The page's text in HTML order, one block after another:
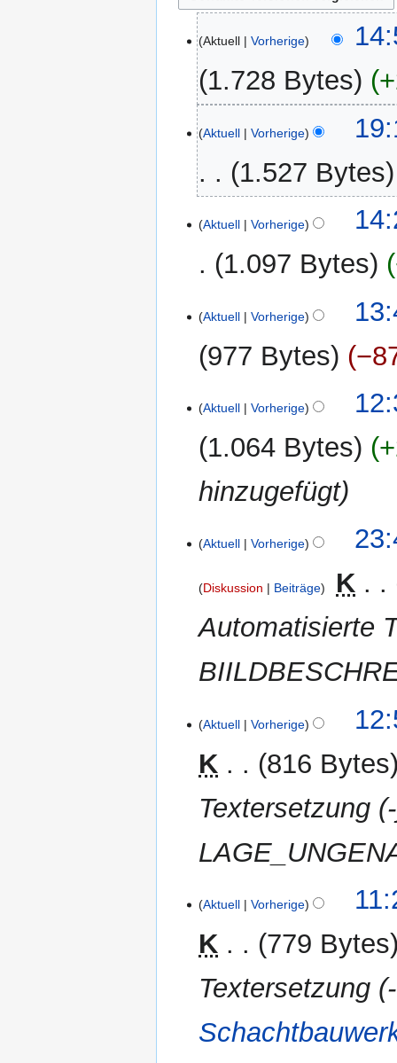
Februar
2026
Aktuell Vorherige
1.728 Bytes
November
2018
Aktuell Vorherige
1.527 Bytes
Juli Aktuell Vorherige
1.097 Bytes
AprilAktuell Vorherige
977 Bytes
AprilAktuell Vorherige
1.064 Bytes
hinzugefügt
AprilAktuell Vorherige
Diskussion Beiträge
K
Automatisierte
AprilAktuell Vorherige
K
816 Bytes
Textersetzung
AprilAktuell Vorherige
K
779 Bytes
Textersetzung (-